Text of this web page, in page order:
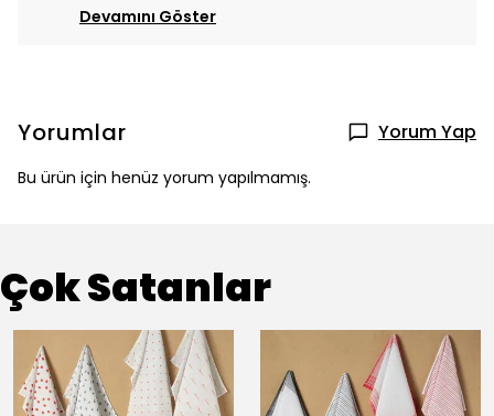
Devamını Göster
Yorumlar Yorum Yap
Bu ürün için henüz yorum yapılmamış.
Çok Satanlar